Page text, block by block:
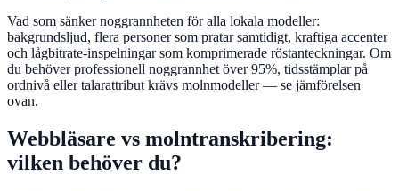
Vad som sänker noggrannheten för alla lokala modeller:
bakgrundsljud, flera personer som pratar samtidigt, kraftiga accenter
och lågbitrate-inspelningar som komprimerade röstanteckningar. Om
du behöver professionell noggrannhet över 95%, tidsstämplar på
ordnivå eller talarattribut krävs molnmodeller — se jämförelsen
ovan.
Webbläsare vs molntranskribering:
vilken behöver du?